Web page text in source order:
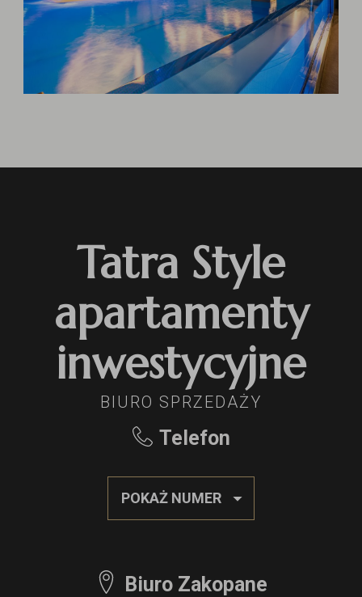
Tatra Style
apartamenty
inwestycyjne
BIURO SPRZEDAŻY
Telefon
POKAŻ NUMER
Biuro Zakopane